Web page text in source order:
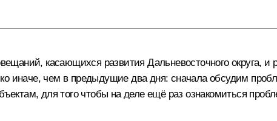
касающихся развития Дальневосточного округа, и
иначе, чем в предыдущие два дня: сначала обсудим
для того чтобы на деле ещё раз ознакомиться